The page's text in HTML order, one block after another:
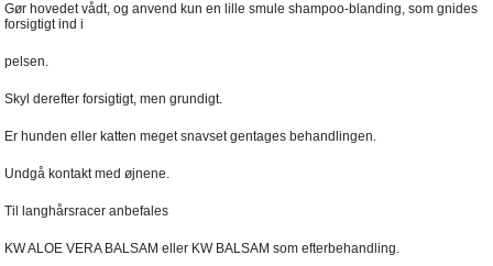
Gør hovedet vådt, og anvend kun en lille smule shampoo-blanding, som gnides
forsigtigt ind i
pelsen.
Skyl derefter forsigtigt, men grundigt.
Er hunden eller katten meget snavset gentages behandlingen.
Undgå kontakt med øjnene.
Til langhårsracer anbefales
KW ALOE VERA BALSAM eller KW BALSAM som efterbehandling.